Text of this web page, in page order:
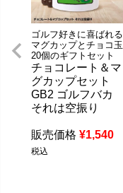
ゴルフ好きに喜ばれる
マグカップとチョコ玉
20個のギフトセット
チョコレート＆マ
グカップセット
GB2 ゴルフバカ
それは空振り
販売価格 ¥1,540
税込